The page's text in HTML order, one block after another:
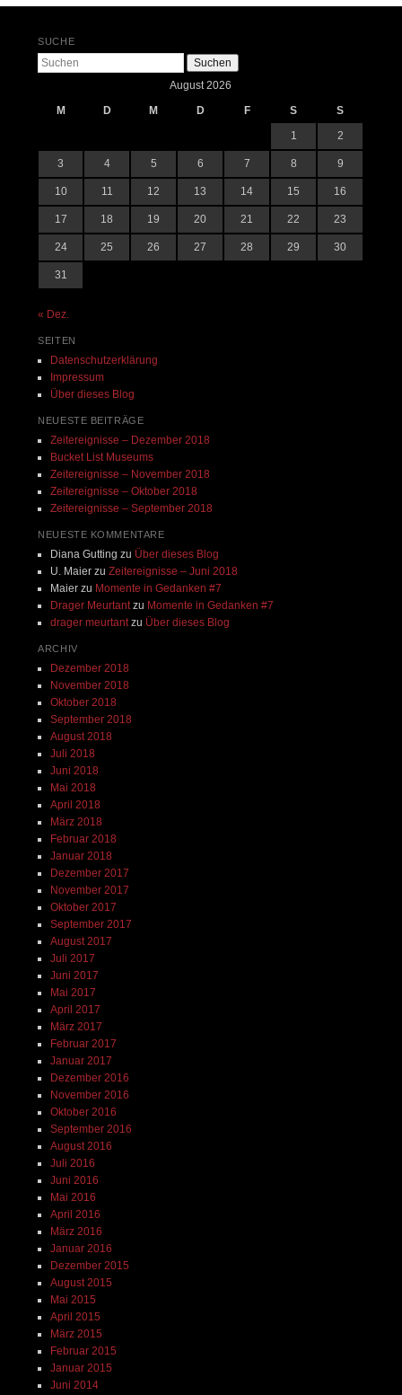
SUCHE
Suchen
August 2026
M
D M D F S
S
1
2
3 4 5 6 7 8 9
10 11 12 13 14 15 16
17 18 19 20 21 22 23
24 25 26 27 28 29 30
31
« Dez.
SEITEN
Datenschutzerklärung
Impressum
Über dieses Blog
NEUESTE BEITRÄGE
Zeitereignisse – Dezember 2018
Bucket List Museums
Zeitereignisse – November 2018
Zeitereignisse – Oktober 2018
Zeitereignisse – September 2018
NEUESTE KOMMENTARE
Diana Gutting zu Über dieses Blog
U. Maierzu Zeitereignisse – Juni 2018
Maierzu Momente in Gedanken #7
Drager Meurtantzu Momente in Gedanken #7
drager meurtantzu Über dieses Blog
ARCHIV
Dezember 2018
November 2018
Oktober 2018
September 2018
August 2018
Juli 2018
Juni 2018
Mai 2018
April 2018
März 2018
Februar 2018
Januar 2018
Dezember 2017
November 2017
Oktober 2017
September 2017
August 2017
Juli 2017
Juni 2017
Mai 2017
April 2017
März 2017
Februar 2017
Januar 2017
Dezember 2016
November 2016
Oktober 2016
September 2016
August 2016
Juli 2016
Juni 2016
Mai 2016
April 2016
März 2016
Januar 2016
Dezember 2015
August 2015
Mai 2015
April 2015
März 2015
Februar 2015
Januar 2015
Juni 2014